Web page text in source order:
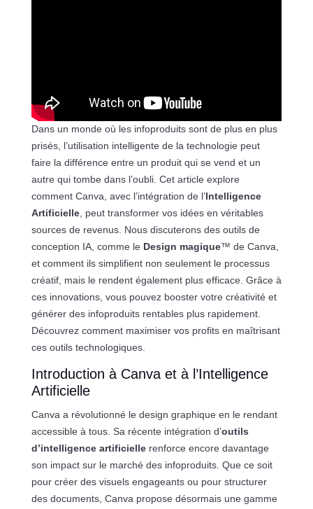
Dans un monde où les infoproduits sont de plus en plus
prisés, l’utilisation intelligente de la technologie peut
faire la différence entre un produit qui se vend et un
autre qui tombe dans l’oubli. Cet article explore
comment Canva, avec l’intégration de l’Intelligence
Artificielle, peut transformer vos idées en véritables
sources de revenus. Nous discuterons des outils de
conception IA, comme le Design magique™ de Canva,
et comment ils simplifient non seulement le processus
créatif, mais le rendent également plus efficace. Grâce à
ces innovations, vous pouvez booster votre créativité et
générer des infoproduits rentables plus rapidement.
Découvrez comment maximiser vos profits en maîtrisant
ces outils technologiques.
Introduction à Canva et à l’Intelligence
Artificielle
Canva a révolutionné le design graphique en le rendant
accessible à tous. Sa récente intégration d’outils
d’intelligence artificiellerenforce encore davantage
son impact sur le marché des infoproduits. Que ce soit
pour créer des visuels engageants ou pour structurer
des documents, Canva propose désormais une gamme